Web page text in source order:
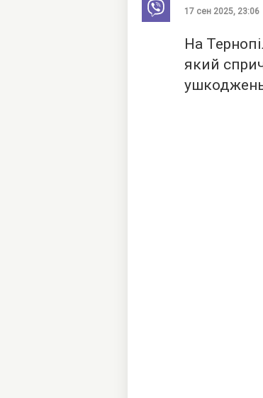
17 сен 2025, 23:06
На
який
ушкоджень